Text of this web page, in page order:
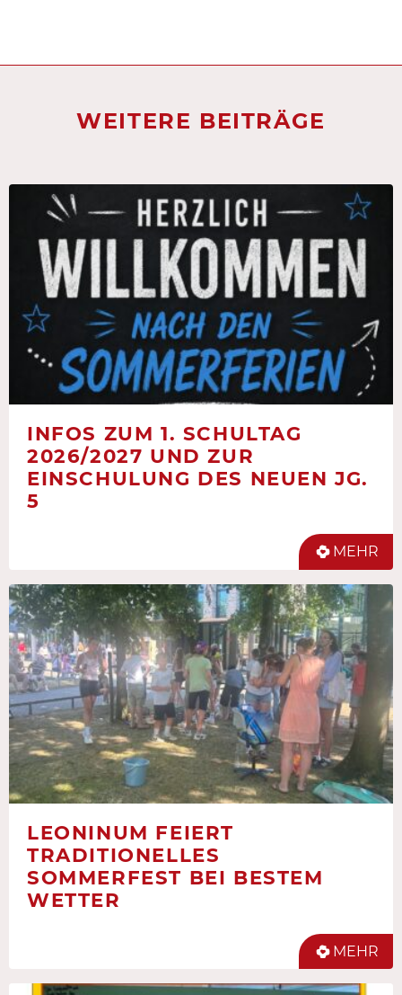
WEITERE BEITRÄGE
INFOS ZUM 1. SCHULTAG
2026/2027 UND ZUR
EINSCHULUNG DES NEUEN JG.
5
MEHR
LEONINUM FEIERT
TRADITIONELLES
SOMMERFEST BEI BESTEM
WETTER
MEHR